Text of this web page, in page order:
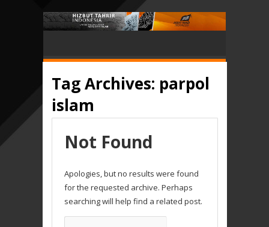
Tag Archives: parpol
islam
Not Found
Apologies, but no results were found
for the requested archive. Perhaps
searching will help find a related post.